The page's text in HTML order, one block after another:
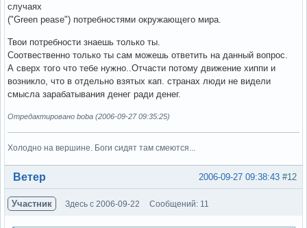
случаях
("Green pease") потребностями окружающего мира.
Твои потребности знаешь только ты.
Соотвественно только ты сам можешь ответить на данный вопрос.
А сверх того что тебе нужно..Отчасти потому движение хиппи и
возникло, что в отдельно взятых кап. странах люди не видели
смысла зарабатывания денег ради денег.
Отредактировано boba (2006-09-27 09:35:25)
Холодно на вершине. Боги сидят там смеются...
Вне форума #12
2006-09-27 09:38:43
Ветер
Участник Здесь с 2006-09-22 Сообщений: 11